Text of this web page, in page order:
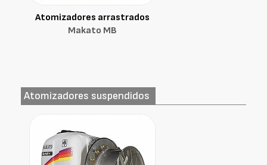
Atomizadores arrastrados
Makato MB
Atomizadores suspendidos